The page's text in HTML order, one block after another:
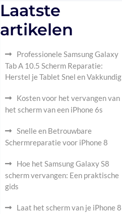
Laatste
artikelen
Professionele Samsung Galaxy
Tab A 10.5 Scherm Reparatie:
Herstel je Tablet Snel en Vakkundig
Kosten voor het vervangen van
het scherm van een iPhone 6s
Snelle en Betrouwbare
Schermreparatie voor iPhone 8
Hoe het Samsung Galaxy S8
scherm vervangen: Een praktische
gids
Laat het scherm van je iPhone 8